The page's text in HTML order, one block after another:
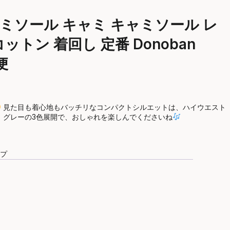
ソール キャミ キャミソール レ
トン 着回し 定番 Donoban
見た目も着心地もバッチリなコンパクトシルエットは、ハイウエスト
グレーの3色展開で、おしゃれを楽しんでくださいね